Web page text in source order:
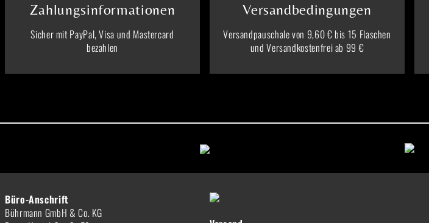
Zahlungsinformationen
Sicher mit PayPal, Visa und Mastercard
bezahlen
Versandbedingungen
Versandpauschale von 9,60 € bis 15 Flaschen
und Versandkostenfrei ab 99 €
Büro-Anschrift
Bührmann GmbH & Co. KG